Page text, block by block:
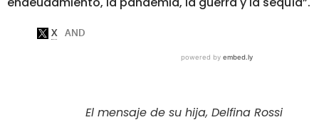
El mensaje de su hija, Delfina Rossi